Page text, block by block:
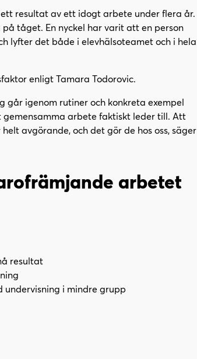
resultat av ett idogt arbete under flera år.
tåget. En nyckel har varit att en person
lyfter det både i elevhälsoteamet och i hela
enligt Tamara Todorovic.
igenom rutiner och konkreta exempel
arbete faktiskt leder till. Att
avgörande, och det gör de hos oss, säger
arbetet
resultat
undervisning i mindre grupp